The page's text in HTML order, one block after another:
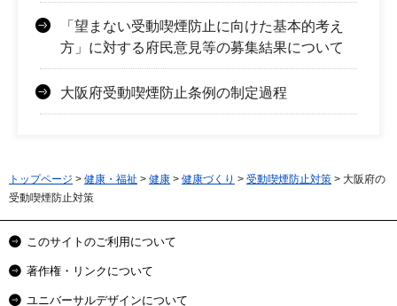
「望まない受動喫煙防止に向けた基本的考え
方」に対する府民意見等の募集結果について
大阪府受動喫煙防止条例の制定過程
トップページ > 健康・福祉 > 健康 > 健康づくり > 受動喫煙防止対策 > 大阪府の
受動喫煙防止対策
このサイトのご利用について
著作権・リンクについて
ユニバーサルデザインについて